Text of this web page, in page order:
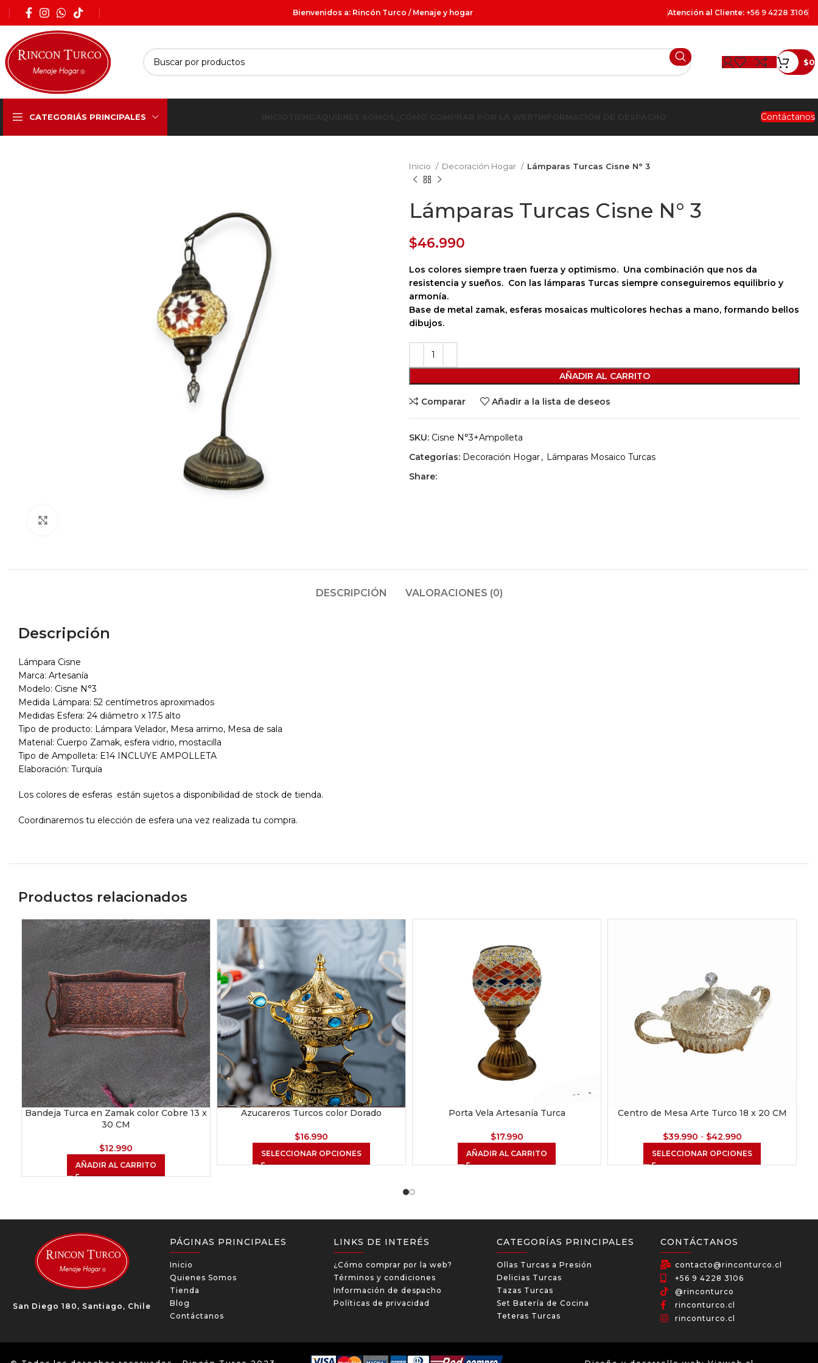
Bienvenidos a: Rincón Turco / Menaje y hogar Atención al Cliente: +56 9 4228 3106
$0
CATEGORIÁS PRINCIPALES Contáctanos
Inicio Decoración Hogar Lámparas Turcas Cisne N° 3
Lámparas Turcas Cisne N° 3
$46.990
Los colores siempre traen fuerza y optimismo. Una combinación que nos da
resistencia y sueños. Con las lámparas Turcas siempre conseguiremos equilibrio y
armonía.
Base de metal zamak, esferas mosaicas multicolores hechas a mano, formando bellos
dibujos.
AÑADIR AL CARRITO
Comparar Añadir a la lista de deseos
SKU: Cisne N°3+Ampolleta
Categorías: Decoración Hogar, Lámparas Mosaico Turcas
Share:
DESCRIPCIÓN VALORACIONES (0)
Descripción
Lámpara Cisne
Marca: Artesanía
Modelo: Cisne N°3
Medida Lámpara: 52 centímetros aproximados
Medidas Esfera: 24 diámetro x 17.5 alto
Tipo de producto: Lámpara Velador, Mesa arrimo, Mesa de sala
Material: Cuerpo Zamak, esfera vidrio, mostacilla
Tipo de Ampolleta: E14 INCLUYE AMPOLLETA
Elaboración: Turquía
Los colores de esferas están sujetos a disponibilidad de stock de tienda.
Coordinaremos tu elección de esfera una vez realizada tu compra.
Productos relacionados
Bandeja Turca en Zamak color Cobre 13 x
30 CM
$12.990
AÑADIR AL CARRITO
Azucareros Turcos color Dorado
$16.990
SELECCIONAR OPCIONES
Porta Vela Artesanía Turca
$17.990
AÑADIR AL CARRITO
Centro de Mesa Arte Turco 18 x 20 CM
$39.990 - $42.990
SELECCIONAR OPCIONES
San Diego 180, Santiago, Chile
PÁGINAS PRINCIPALES
Inicio
Quienes Somos
Tienda
Blog
Contáctanos
LINKS DE INTERÉS
¿Cómo comprar por la web?
Términos y condiciones
Información de despacho
Políticas de privacidad
CATEGORÍAS PRINCIPALES
Ollas Turcas a Presión
Delicias Turcas
Tazas Turcas
Set Batería de Cocina
Teteras Turcas
CONTÁCTANOS
contacto@rinconturco.cl
+56 9 4228 3106
@rinconturco
rinconturco.cl
rinconturco.cl